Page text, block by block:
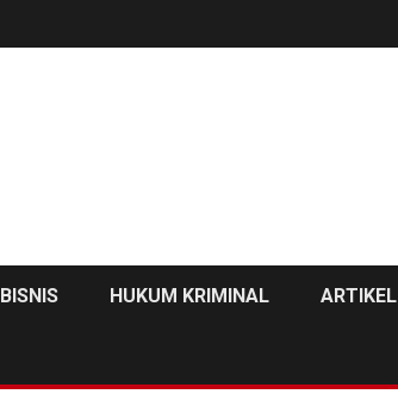
HUKUM KRIMINAL ARTIKEL